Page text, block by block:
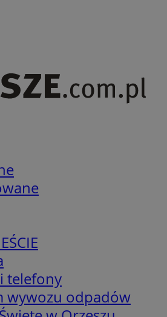
telefony
wywozu odpadów